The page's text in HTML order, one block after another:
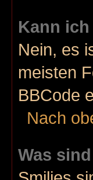
Kann
Nein, es
meisten
BBCode
Nach
Was